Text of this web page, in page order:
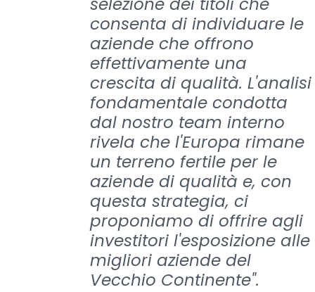
consenta di individuare le
aziende che offrono
effettivamente una
crescita di qualità. L'analisi
fondamentale condotta
dal nostro team interno
rivela che l'Europa rimane
un terreno fertile per le
aziende di qualità e, con
questa strategia, ci
proponiamo di offrire agli
investitori l'esposizione alle
migliori aziende del
Vecchio Continente".